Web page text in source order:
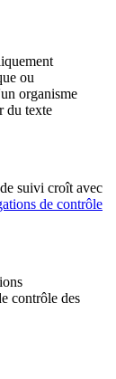
ou
organisme
du texte
suivi croît avec
de contrôle
contrôle des